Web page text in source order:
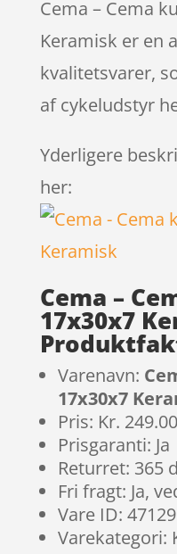
Cema – Cema
Keramisk er en
kvalitetsvarer,
af cykeludstyr
Yderligere
her:
Cema –
17x30x7
Varenavn:
17x30x7
Pris: Kr. 249.00
Prisgaranti: Ja
Returret: 365
Fri fragt: Ja,
Vare ID:
Varekategori: